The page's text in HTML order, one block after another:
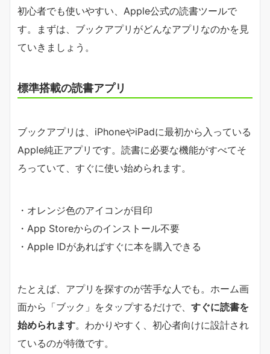
初心者でも使いやすい、Apple公式の読書ツールで
す。まずは、ブックアプリがどんなアプリなのかを見
ていきましょう。
標準搭載の読書アプリ
ブックアプリは、iPhoneやiPadに最初から入っている
Apple純正アプリです。読書に必要な機能がすべてそ
ろっていて、すぐに使い始められます。
・オレンジ色のアイコンが目印
・App Storeからのインストール不要
・Apple IDがあればすぐに本を購入できる
たとえば、アプリを探すのが苦手な人でも。ホーム画
面から「ブック」をタップするだけで、 すぐに読書を
始められます。わかりやすく、初心者向けに設計され
ているのが特徴です。